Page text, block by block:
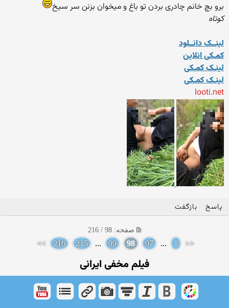
برو بچ خانم چادری بردن تو باغ و میخوان بزنن سر سیخ
کوتاه
لینــک دانــلود
کمـکی انلاین
لینـک کمـکی
لینـک کمـکی
looti.net
پاسخ بازگفت
صفحه: 98 / 216
<<
1
...
97
98
99
...
215
216
>>
فیلم مخفی ایرانی